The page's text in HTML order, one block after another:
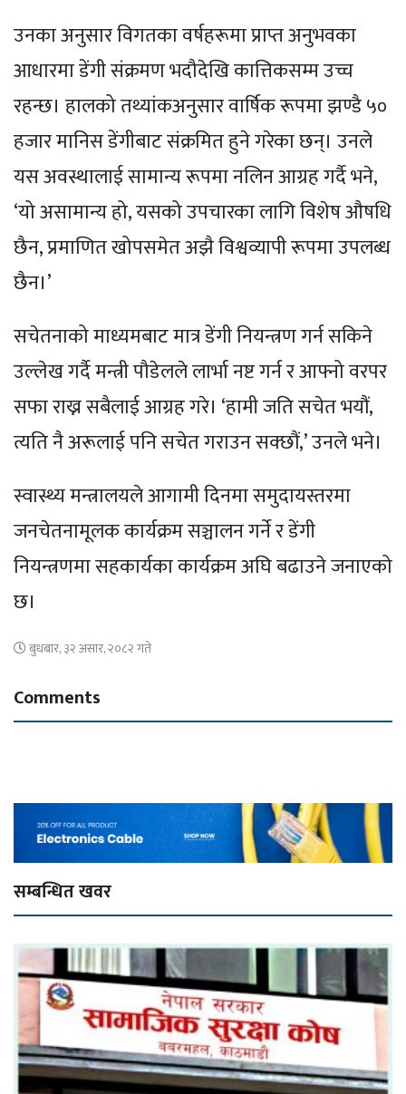
उनका अनुसार विगतका वर्षहरूमा प्राप्त अनुभवका
आधारमा डेंगी संक्रमण भदौदेखि कात्तिकसम्म उच्च
रहन्छ। हालको तथ्यांकअनुसार वार्षिक रूपमा झण्डै ५०
हजार मानिस डेंगीबाट संक्रमित हुने गरेका छन्। उनले
यस अवस्थालाई सामान्य रूपमा नलिन आग्रह गर्दै भने,
‘यो असामान्य हो, यसको उपचारका लागि विशेष औषधि
छैन, प्रमाणित खोपसमेत अझै विश्वव्यापी रूपमा उपलब्ध
छैन।’
सचेतनाको माध्यमबाट मात्र डेंगी नियन्त्रण गर्न सकिने
उल्लेख गर्दै मन्त्री पौडेलले लार्भा नष्ट गर्न र आफ्नो वरपर
सफा राख्न सबैलाई आग्रह गरे। ‘हामी जति सचेत भयौं,
त्यति नै अरूलाई पनि सचेत गराउन सक्छौं,’ उनले भने।
स्वास्थ्य मन्त्रालयले आगामी दिनमा समुदायस्तरमा
जनचेतनामूलक कार्यक्रम सञ्चालन गर्ने र डेंगी
नियन्त्रणमा सहकार्यका कार्यक्रम अघि बढाउने जनाएको
छ।
बुधबार, ३२ असार, २०८२ गते
Comments
सम्बन्धित खवर